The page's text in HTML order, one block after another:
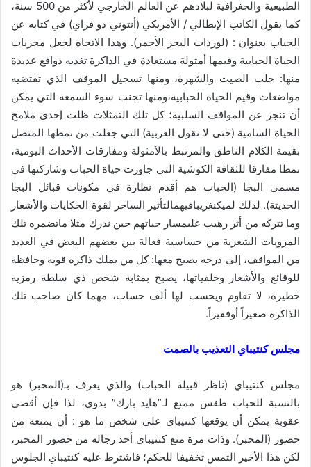
الطبيعية والجغرافية لبلادهم عن العالم الخارجي لأكثر من 500 سنة،
كما يقول الكاتب الإيطالي / الأمريكي (أنتوني دو فراي) في كتابه عن
الحباب بعنوان : (لوردات البحر الأحمر). وهذا الاتجاه لجعل مجريات
الحياة الحبابية وقيمها أمثولة مستعادة في الذاكرة تغذيه دوافع عديدة
منها: جلب الصيت والشهرة، ومنها تسجيل الموقف الذي تقتضيه
مواضعات وقيم الحياة الحبابية،ومنها تجنب سوء السمعة التي يمكن
أن تنجر عن المواقف السلبية؛ كل تلك التمثلات ظلت إحدى ملامح
الحياة السامية (حتى لا نقول العربية) التي جعلت من نمطها المتصل
بقيمة الكلام الناطق والمرتبط بالأمثولة ومفارقات الأحداث اليومية،
نمطا مفارقا للثقافة الكوشية التي جاورت حياة الحباب وشاركتها في
مسمى البجا (الحباب هم أقدم نظارة في مكونات قبائل البجا
الحديثة). لذلك لميكنغريبافيهمالتأثير الساحر لقوة الحكايات والأشعار
وما تتركه من أثر رهيب علىمسار حياتهم حين ندرك مثلا ماتضمره تلك
المرويات الشعرية من حساسية فعالة بين بعضهم البعض في العديد
من المواقف، إلى درجة يصبح معها: كل من يملك ذاكرة قوية وحافظة
للوقائع والأشعار وخلفياتها، يصبح بمثابة شخص ذي سلطة رمزية
خطيرة، لا تقاوم ويحسب لها ألف حساب، مهما كان صاحب تلك
الذاكرة صغيراً أوفقيراً.
مجلس كنتيباي التعذيب بالصمت
مجلس كنتيباي (ناظر قبيلة الحباب) والذي يعرف بـ(المحبر) هو
بالنسبة للحباب طقس ممتع لـ”هايد بارك” بدوي، لذا فإن أقصى
عقوبة يمكن أن يوقعها كنتيباي على شخص ما هو : أن يمنعه من
حضور (المحبر). وذات مرة منع كنتيباي أحد رجاله من حضور المحبر،
لكن هذا الأخير التمس تخفيفا للحكم؛ فاشترط عليه كنتيباي الجلوس